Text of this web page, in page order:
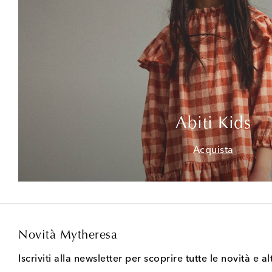
Abiti Kids
Acquista
Novità Mytheresa
Iscriviti alla newsletter per scoprire tutte le novità e